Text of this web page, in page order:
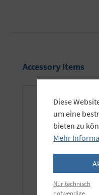
Produktgalerie
Accessory Items
Diese
um eine
bieten zu
Mehr
Nur technisch
notwendige